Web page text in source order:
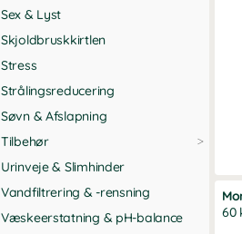
Sex & Lyst
Skjoldbruskkirtlen
Stress
Strålingsreducering
Søvn & Afslapning
Tilbehør
Urinveje & Slimhinder
Vandfiltrering & -rensning
Væskeerstatning & pH-balance
I
at
60